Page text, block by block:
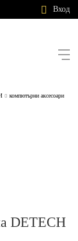
Вход
компютърни аксесоари
DETECH